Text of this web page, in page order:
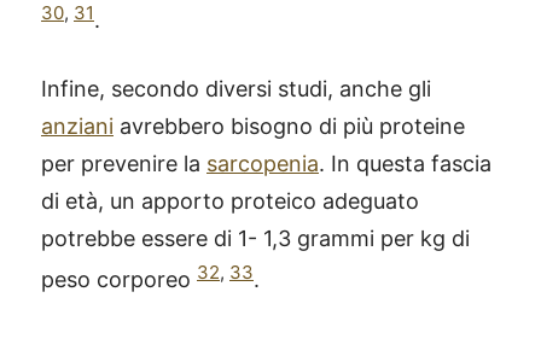
30, 31.
Infine, secondo diversi studi, anche gli
anziani avrebbero bisogno di più proteine
per prevenire la sarcopenia. In questa fascia
di età, un apporto proteico adeguato
potrebbe essere di 1- 1,3 grammi per kg di
peso corporeo 32, 33.